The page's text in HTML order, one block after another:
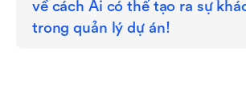
về cách Ai có thể tạo ra sự
trong quản lý dự án!